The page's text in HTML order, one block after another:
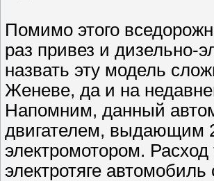
Помимо этого
раз привез и дизельно-
назвать эту модель
Женеве, да и на
Напомним, данный
двигателем, выдающим
электромотором.
электротяге